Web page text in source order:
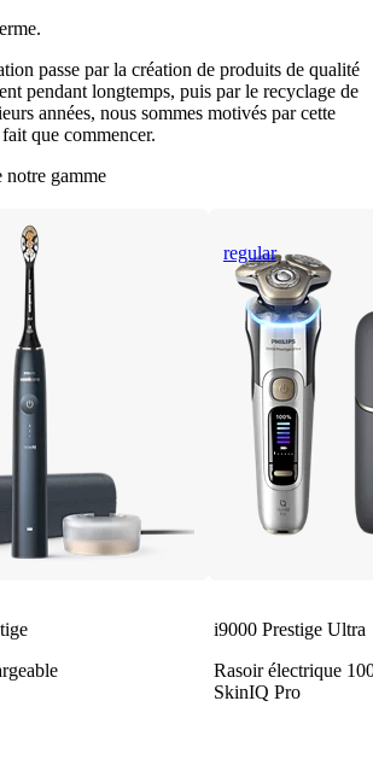
passe par la création de produits de qualité
pendant longtemps, puis par le recyclage de
années, nous sommes motivés par cette
que commencer.
notre gamme
regular
i9000 Prestige Ultra
Rasoir électrique
SkinIQ Pro